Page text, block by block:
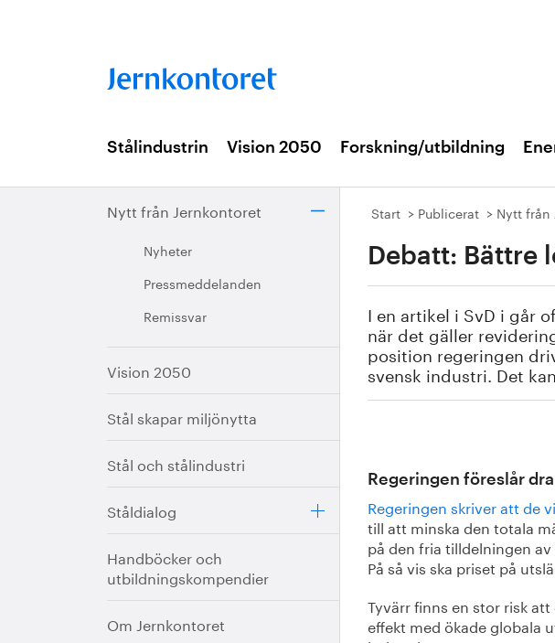
Stålindustrin Vision 2050 Forskning/utbildning
Nytt från Jernkontoret
Nyheter
Pressmeddelanden
Remissvar
Vision 2050
Stål skapar miljönytta
Stål och stålindustri
Ståldialog
Handböcker och
utbildningskompendier
Om Jernkontoret
Start Publicerat Nytt från
Debatt: Bättre
I en artikel i SvD i går
när det gäller
position regeringen
svensk industri. Det
Regeringen föreslår
Regeringen skriver att de
till att minska den totala
på den fria tilldelningen
På så vis ska priset på
Tyvärr finns en stor risk
effekt med ökade globala